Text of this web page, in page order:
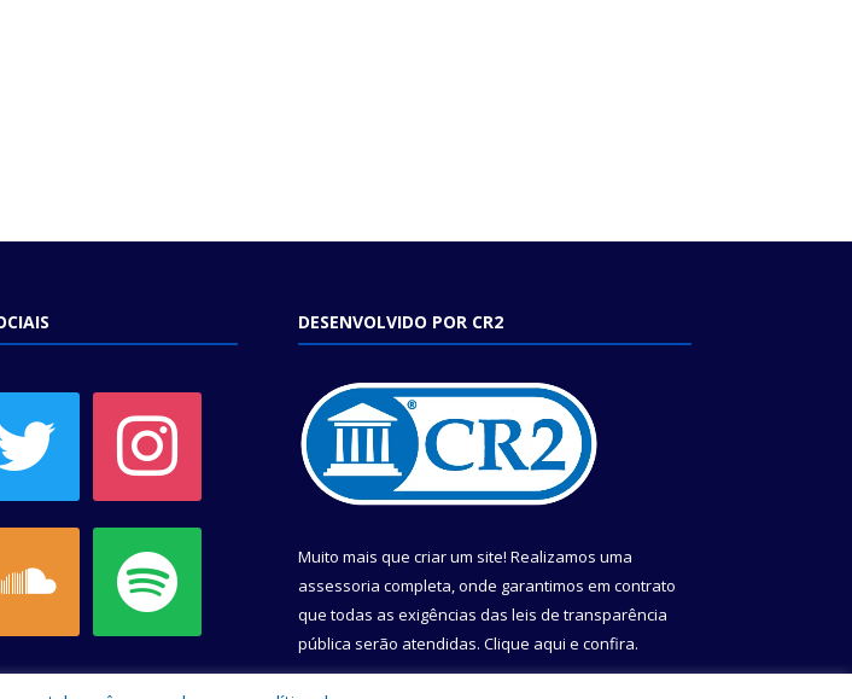
DESENVOLVIDO POR CR2
Muito mais que criar um site! Realizamos uma
assessoria completa, onde garantimos em contrato
que todas as exigências das leis de transparência
pública serão atendidas. Clique aqui e confira.